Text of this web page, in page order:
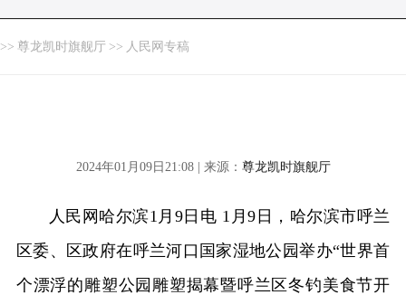
>> 尊龙凯时旗舰厅 >> 人民网专稿
2024年01月09日21:08 | 来源： 尊龙凯时旗舰厅
人民网哈尔滨1月9日电 1月9日，哈尔滨市呼兰
区委、区政府在呼兰河口国家湿地公园举办“世界首
个漂浮的雕塑公园雕塑揭幕暨呼兰区冬钓美食节开